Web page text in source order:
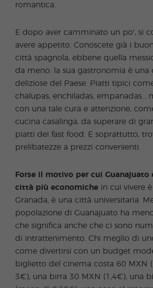
romantica.
E dopo aver camminato un po', si
avere appetito. Conoscete già i
città spagnola, ebbene quella
da meno: la sua gastronomia è una
deliziose del Paese. Piatti tipici
chalupas, enchiladas, empanadas...
con una tale cura e attenzione,
cucina casalinga, da superare di
piatti dei fast food. E soprattutto,
prelibatezze a prezzi convenienti.
Forse il motivo per cui Guanajuato
città più economiche in cui vivere
Granada, è una città universitaria.
popolazione di Guanajuato ha
che significa anche che ci sono
di intrattenimento. Chi meglio di
come divertirsi con un budget
biglietto del cinema costa 60 MXN
3€), una birra 30 MXN (1,4€), una